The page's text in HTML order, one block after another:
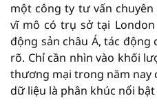
một công ty tư vấn
vĩ mô có trụ sở tại
động sản châu Á, tác động
rõ. Chỉ cần nhìn vào khối
thương mại trong năm nay
dữ liệu là phân khúc nổi